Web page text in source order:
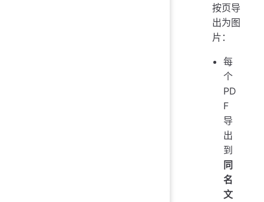
按页导
出为图
片：
每
个
PD
F
导
出
到
同
名
文